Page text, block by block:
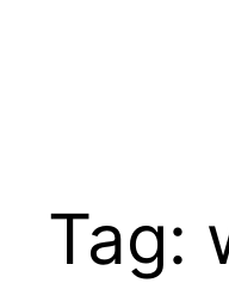
Tag: